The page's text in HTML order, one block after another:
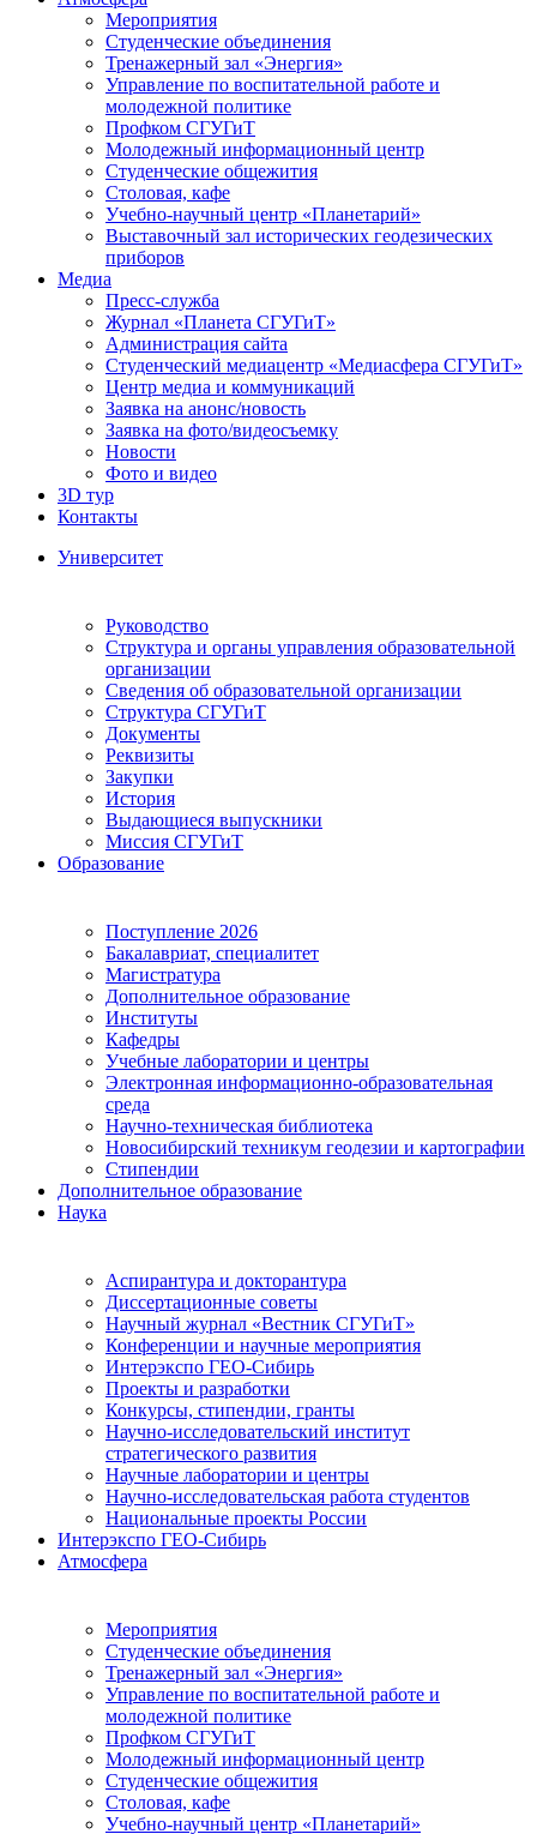
Мероприятия
Студенческие объединения
Тренажерный зал «Энергия»
Управление по воспитательной работе и
молодежной политике
Профком СГУГиТ
Молодежный информационный центр
Студенческие общежития
Столовая, кафе
Учебно-научный центр «Планетарий»
Выставочный зал исторических геодезических
приборов
Медиа
Пресс-служба
Журнал «Планета СГУГиТ»
Администрация сайта
Студенческий медиацентр «Медиасфера СГУГиТ»
Центр медиа и коммуникаций
Заявка на анонс/новость
Заявка на фото/видеосъемку
Новости
Фото и видео
3D тур
Контакты
Университет
Руководство
Структура и органы управления образовательной
организации
Сведения об образовательной организации
Структура СГУГиТ
Документы
Реквизиты
Закупки
История
Выдающиеся выпускники
Миссия СГУГиТ
Образование
Поступление 2026
Бакалавриат, специалитет
Магистратура
Дополнительное образование
Институты
Кафедры
Учебные лаборатории и центры
Электронная информационно-образовательная
среда
Научно-техническая библиотека
Новосибирский техникум геодезии и картографии
Стипендии
Дополнительное образование
Наука
Аспирантура и докторантура
Диссертационные советы
Научный журнал «Вестник СГУГиТ»
Конференции и научные мероприятия
Интерэкспо ГЕО-Сибирь
Проекты и разработки
Конкурсы, стипендии, гранты
Научно-исследовательский институт
стратегического развития
Научные лаборатории и центры
Научно-исследовательская работа студентов
Национальные проекты России
Интерэкспо ГЕО-Сибирь
Атмосфера
Мероприятия
Студенческие объединения
Тренажерный зал «Энергия»
Управление по воспитательной работе и
молодежной политике
Профком СГУГиТ
Молодежный информационный центр
Студенческие общежития
Столовая, кафе
Учебно-научный центр «Планетарий»